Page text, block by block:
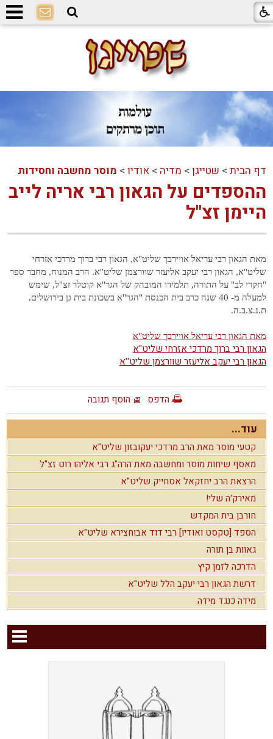
דף הבית > שטייגן > מדיה >אודיו > מוסר מחשבה וחסידות
ההספדים על הגאון רבי אריה לייב
היימן זצ"ל
מאת הגאון רבי עריאל אויירבך שליט"א, הגאון רבי ברוך מרדכי אזרחי
שליט"א, הגאון רבי יעקב אליעזר שוורצמן שליט''א. הרב המנוח, מחבר ספר
"חקרי לב" על התורה, תלמידו המובהק של הגר"א קוטלר זצ"ל, שימש
למעלה מ- 40 שנה כרב בית הכנסת "הגר"א בשכונת בית גן בירושלים,
ת.נ.צ.ב.ה.
מאת הגאון רבי עריאל אויירבך שליט"א
הגאון רבי ברוך מרדכי אזרחי שליט"א
הגאון רבי יעקב אליעזר שוורצמן שליט''א
הדפס הוסף תגובה
עוד...
קטעי מוסר מאת הרב מרדכי יעקובזון שליט"א
מאסף שיחות מוסר ומחשבה מאת הרה"ג רבי אליהו רוט זצ"ל
הרצאת הרב יחזקאל אסחייק שליט"א
מאירק'ה שלי!
חורבן בית המקדש
הספד [טקסט ואודיו] רבי דוד אבוחצירא שליט"א
גאוות בן תורה
הדרכה לזמן קיץ
דרשת הגאון רבי יעקב הלל שליט"א
מידה כנגד מידה